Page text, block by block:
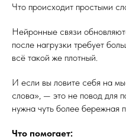
Что происходит простыми
Нейронные связи
после нагрузки требует
всё такой же плотный.
И если вы ловите себя на
слова», — это не повод для
нужна чуть более бережная
Что помогает: